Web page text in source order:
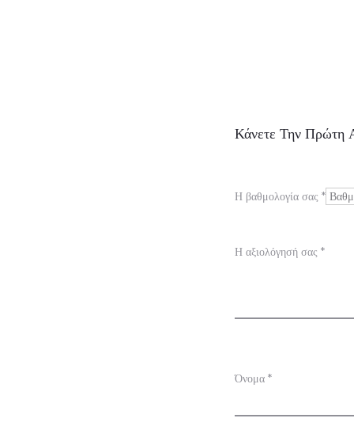
Α
ι
λ
ε
Κάνετε Την Πρώτη
Η βαθμολογία σας *
Η αξιολόγησή σας *
Όνομα *